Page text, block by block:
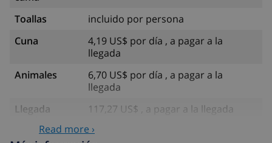
Toallas
incluido por persona
Cuna
4,19 US$ por día , a pagar a la
llegada
Animales
6,70 US$ por día , a pagar a la
llegada
Llegada
117,27 US$ , a pagar a la llegada
Read more ›